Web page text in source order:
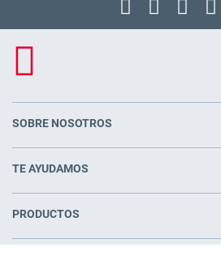
SOBRE NOSOTROS
TE AYUDAMOS
PRODUCTOS